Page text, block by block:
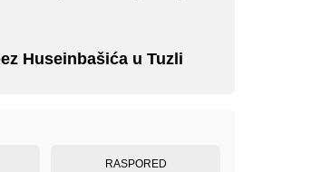
Huseinbašića u Tuzli
RASPORED